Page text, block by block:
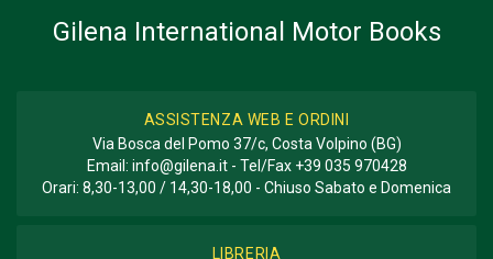
Gilena International Motor Books
ASSISTENZA WEB E ORDINI
Via Bosca del Pomo 37/c, Costa Volpino (BG)
Email: info@gilena.it- Tel/Fax +39 035 970428
Orari: 8,30-13,00 / 14,30-18,00 - Chiuso Sabato e Domenica
LIBRERIA